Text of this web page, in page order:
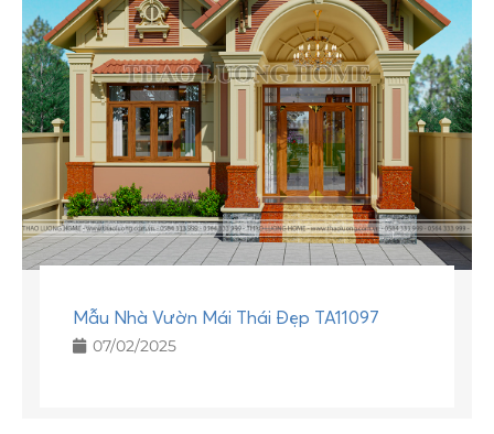
Mẫu Nhà Vườn Mái Thái Đẹp TA11097
07/02/2025